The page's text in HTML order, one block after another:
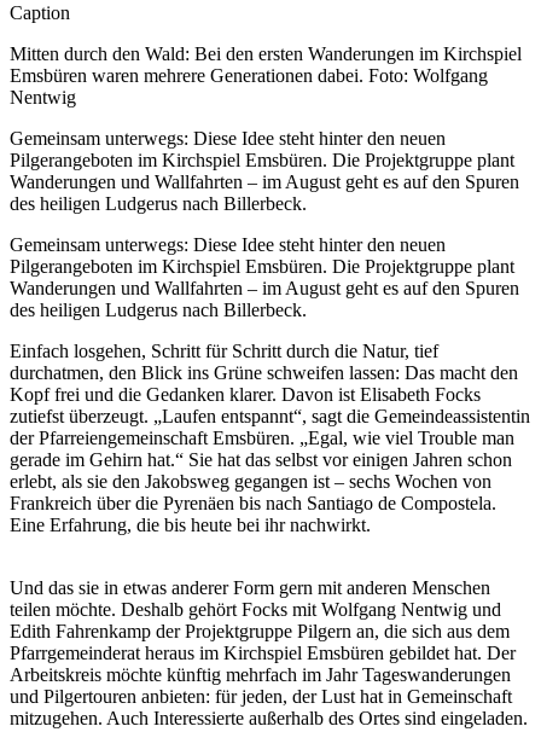
Caption
Mitten durch den Wald: Bei den ersten Wanderungen im Kirchspiel
Emsbüren waren mehrere Generationen dabei. Foto: Wolfgang
Nentwig
Gemeinsam unterwegs: Diese Idee steht hinter den neuen
Pilgerangeboten im Kirchspiel Emsbüren. Die Projektgruppe plant
Wanderungen und Wallfahrten – im August geht es auf den Spuren
des heiligen Ludgerus nach Billerbeck.
Gemeinsam unterwegs: Diese Idee steht hinter den neuen
Pilgerangeboten im Kirchspiel Emsbüren. Die Projektgruppe plant
Wanderungen und Wallfahrten – im August geht es auf den Spuren
des heiligen Ludgerus nach Billerbeck.
Einfach losgehen, Schritt für Schritt durch die Natur, tief
durchatmen, den Blick ins Grüne schweifen lassen: Das macht den
Kopf frei und die Gedanken klarer. Davon ist Elisabeth Focks
zutiefst überzeugt. „Laufen entspannt“, sagt die Gemeindeassistentin
der Pfarreiengemeinschaft Emsbüren. „Egal, wie viel Trouble man
gerade im Gehirn hat.“ Sie hat das selbst vor einigen Jahren schon
erlebt, als sie den Jakobsweg gegangen ist – sechs Wochen von
Frankreich über die Pyrenäen bis nach Santiago de Compostela.
Eine Erfahrung, die bis heute bei ihr nachwirkt.
Und das sie in etwas anderer Form gern mit anderen Menschen
teilen möchte. Deshalb gehört Focks mit Wolfgang Nentwig und
Edith Fahrenkamp der Projektgruppe Pilgern an, die sich aus dem
Pfarrgemeinderat heraus im Kirchspiel Emsbüren gebildet hat. Der
Arbeitskreis möchte künftig mehrfach im Jahr Tageswanderungen
und Pilgertouren anbieten: für jeden, der Lust hat in Gemeinschaft
mitzugehen. Auch Interessierte außerhalb des Ortes sind eingeladen.